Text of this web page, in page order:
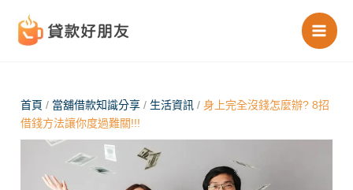
首頁 / 當舖借款知識分享 / 生活資訊 /身上完全沒錢怎麼辦? 8招
借錢方法讓你度過難關!!!